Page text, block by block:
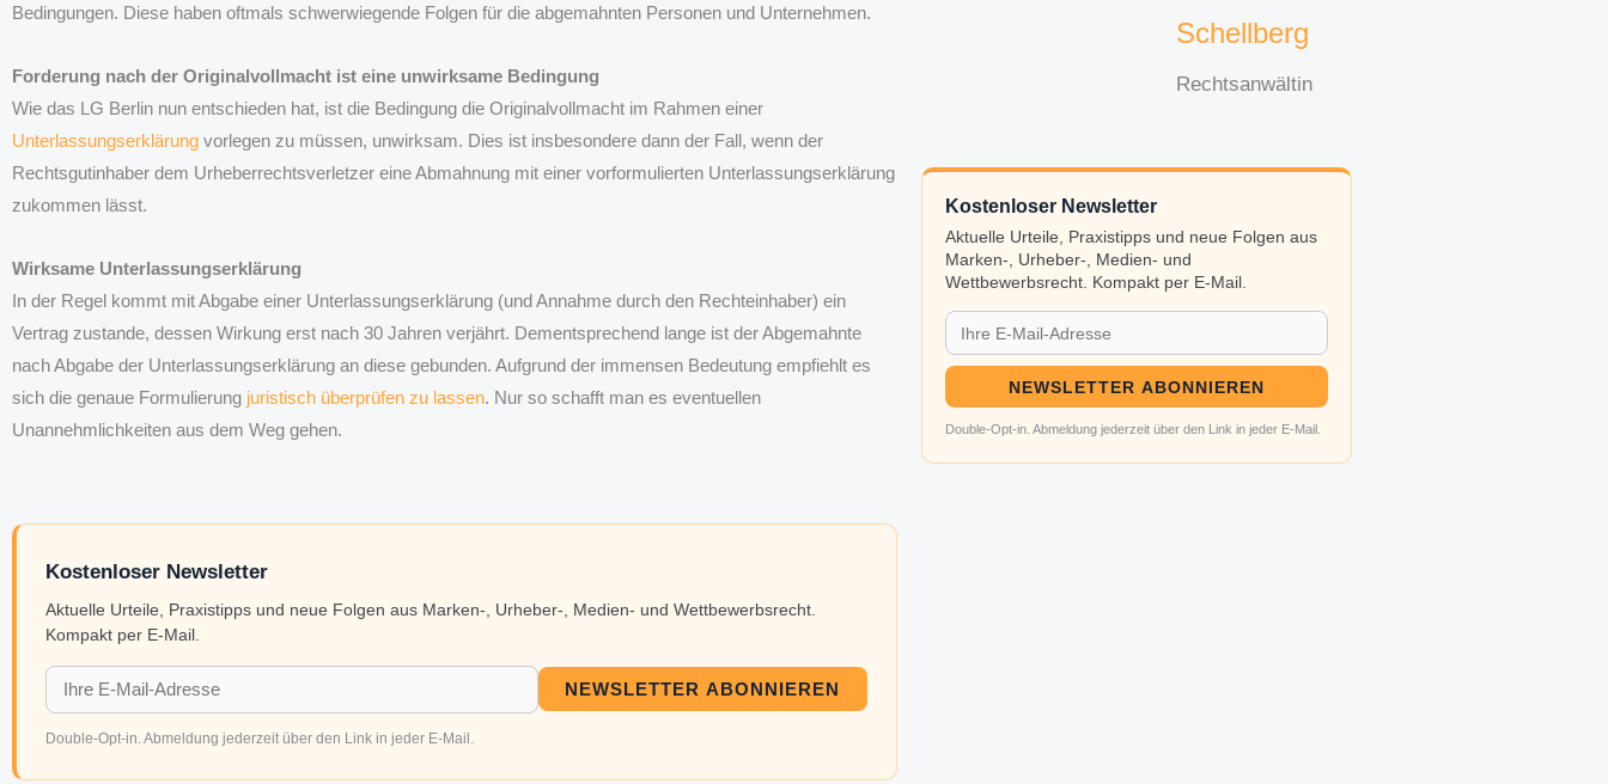
Bedingungen. Diese haben oftmals schwerwiegende Folgen für die abgemahnten Personen und Unternehmen.
Forderung nach der Originalvollmacht ist eine unwirksame Bedingung
Wie das LG Berlin nun entschieden hat, ist die Bedingung die Originalvollmacht im Rahmen einer
Unterlassungserklärung vorlegen zu müssen, unwirksam. Dies ist insbesondere dann der Fall, wenn der
Rechtsgutinhaber dem Urheberrechtsverletzer eine Abmahnung mit einer vorformulierten Unterlassungserklärung
zukommen lässt.
Wirksame Unterlassungserklärung
In der Regel kommt mit Abgabe einer Unterlassungserklärung (und Annahme durch den Rechteinhaber) ein
Vertrag zustande, dessen Wirkung erst nach 30 Jahren verjährt. Dementsprechend lange ist der Abgemahnte
nach Abgabe der Unterlassungserklärung an diese gebunden. Aufgrund der immensen Bedeutung empfiehlt es
sich die genaue Formulierung juristisch überprüfen zu lassen. Nur so schafft man es eventuellen
Unannehmlichkeiten aus dem Weg gehen.
Kostenloser Newsletter
Aktuelle Urteile, Praxistipps und neue Folgen aus Marken-, Urheber-, Medien- und Wettbewerbsrecht.
Kompakt per E-Mail.
NEWSLETTER ABONNIEREN
Double-Opt-in. Abmeldung jederzeit über den Link in jeder E-Mail.
Schellberg
Rechtsanwältin
Kostenloser Newsletter
Aktuelle Urteile, Praxistipps und neue Folgen aus
Marken-, Urheber-, Medien- und
Wettbewerbsrecht. Kompakt per E-Mail.
NEWSLETTER ABONNIEREN
Double-Opt-in. Abmeldung jederzeit über den Link in jeder E-Mail.